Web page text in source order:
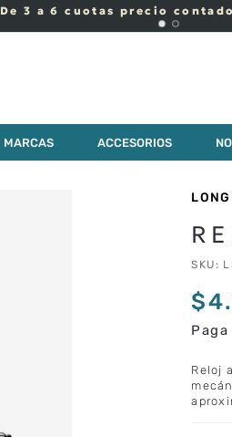
De 3 a 6 cuotas precio
MARCAS ACCESORIOS
SKU :
$4.
Reloj